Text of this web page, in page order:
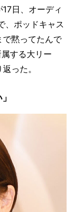
日、オーディ
、ポッドキャス
で黙ってたんで
する大リー
った。